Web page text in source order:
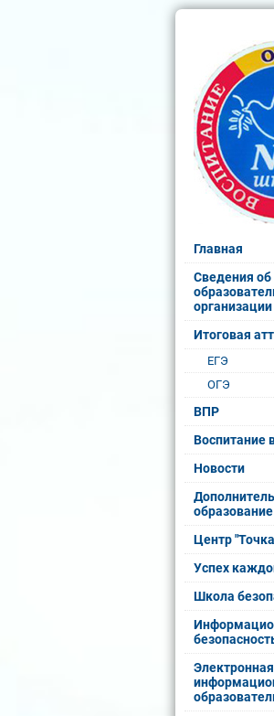
Главная
Сведения об
организации
Итоговая
ЕГЭ
ОГЭ
ВПР
Воспитание
Новости
образование
Центр
Успех
Школа
Электронная